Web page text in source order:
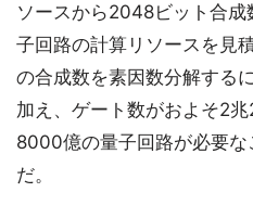
ソースから2048ビット合
子回路の計算リソースを見
の合成数を素因数分解する
加え、ゲート数がおよそ2
8000億の量子回路が必要な
だ。